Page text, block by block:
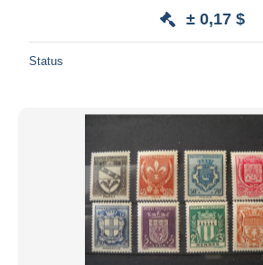
± 0,17 $
Status